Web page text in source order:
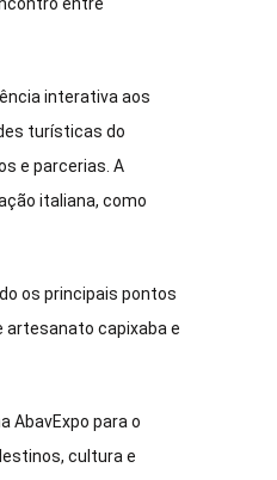
interativa aos
turísticas do
e parcerias. A
italiana, como
os principais pontos
artesanato capixaba e
AbavExpo para o
cultura e